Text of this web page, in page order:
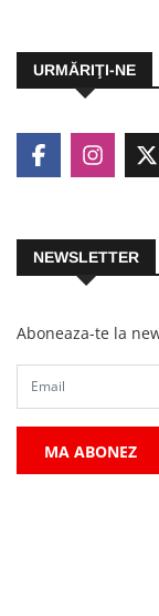
URMĂRIŢI-NE
NEWSLETTER
Aboneaza-te la
MA ABONEZ